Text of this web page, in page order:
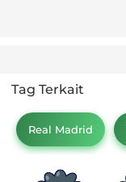
Tag Terkait
Real Madrid